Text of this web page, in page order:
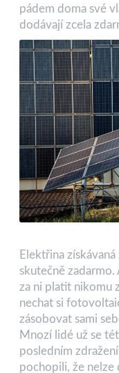
pádem doma své
dodávají zcela
Elektřina
skutečně
za ni platit nikomu
nechat si
zásobovat sami
Mnozí lidé už se
posledním
pochopili, že nelze